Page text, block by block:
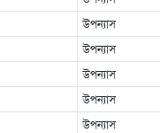
উপন্যাস
উপন্যাস
উপন্যাস
উপন্যাস
উপন্যাস